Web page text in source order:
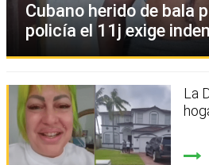
Cubano herido de bala
policía el 11j exige
La